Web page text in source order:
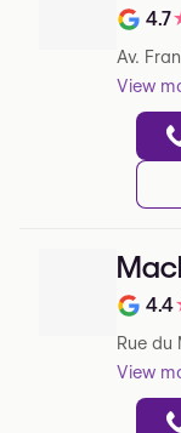
Note
4.7
Av.
View
Note
4.4
Rue du
View